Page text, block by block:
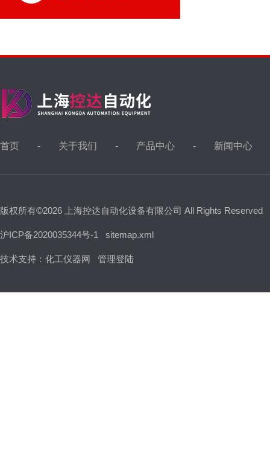
首页 关于我们 产品中心 新闻中心
版权所有©2026 上海控达自动化设备有限公司 All Rights Reserved
沪ICP备2020035344号-1 sitemap.xml
技术支持： 化工仪器网 管理登陆